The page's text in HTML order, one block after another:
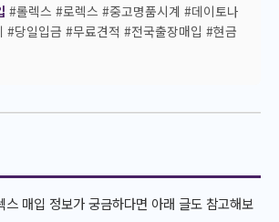
#롤렉스 #로렉스 #중고명품시계 #데이토나
#당일입금 #무료견적 #전국출장매입 #현금
스 매입 정보가 궁금하다면 아래 글도 참고해보